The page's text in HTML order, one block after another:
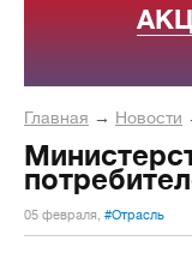
Главная → Новости
05 февраля, #Отрасль